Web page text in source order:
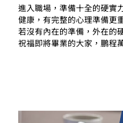
進入職場，準備十全的硬實
健康，有完整的心理準備更
若沒有內在的準備，外在的
祝福即將畢業的大家，鵬程